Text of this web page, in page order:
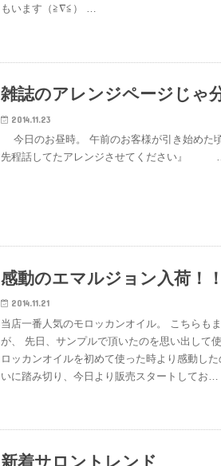
もいます（≧∇≦） …
雑誌のアレンジページじゃ
2014.11.23
今日のお昼時。 午前のお客様が引き始め
先程話してたアレンジさせてください』
感動のエマルジョン入荷！！
2014.11.21
当店一番人気のモロッカンオイル。 こちらも
が、 先日、サンプルで頂いたのを思い出して
ロッカンオイルを初めて使った時より感動し
いに踏み切り、今日より販売スタートしてお…
新着サロントレンド